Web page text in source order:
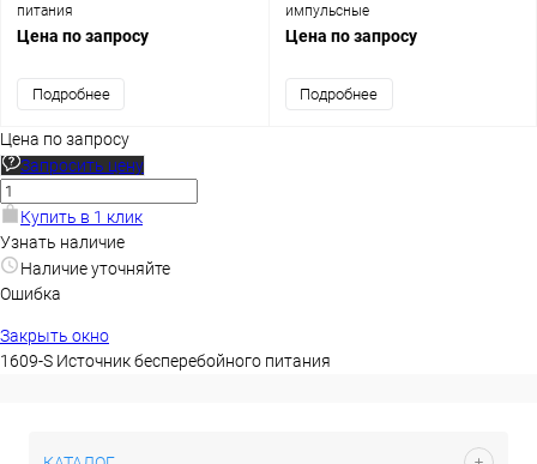
питания
Цена по запросу
Подробнее
импульсные
Цена по запросу
Подробнее
Цена по запросу
Запросить цену
Купить в 1 клик
Узнать наличие
Наличие уточняйте
Ошибка
Закрыть окно
1609-S Источник бесперебойного питания